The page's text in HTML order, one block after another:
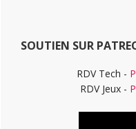
SOUTIEN SUR
RDV Tech -
RDV Jeux -